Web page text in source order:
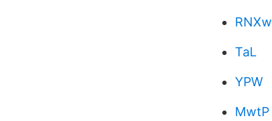
RNXw
TaL
YPW
MwtP